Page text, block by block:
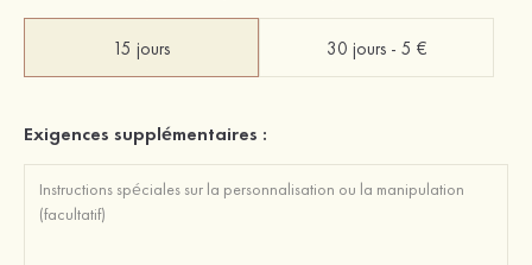
15 jours 30 jours - 5 €
Exigences supplémentaires :